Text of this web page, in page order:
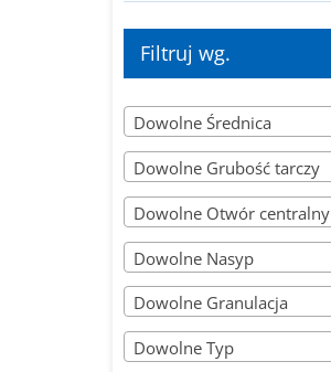
Filtruj wg.
Dowolne Średnica
Dowolne Grubość tarczy
Dowolne Otwór centralny
Dowolne Nasyp
Dowolne Granulacja
Dowolne Typ